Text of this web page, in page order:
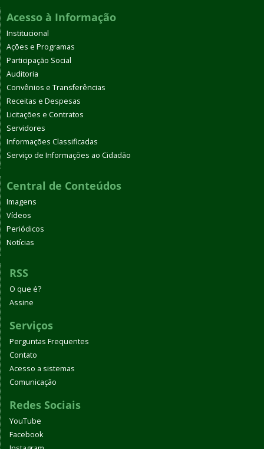
Acesso à Informação
Institucional
Ações e Programas
Participação Social
Auditoria
Convênios e Transferências
Receitas e Despesas
Licitações e Contratos
Servidores
Informações Classificadas
Serviço de Informações ao Cidadão
Central de Conteúdos
Imagens
Vídeos
Periódicos
Notícias
RSS
O que é?
Assine
Serviços
Perguntas Frequentes
Contato
Acesso a sistemas
Comunicação
Redes Sociais
YouTube
Facebook